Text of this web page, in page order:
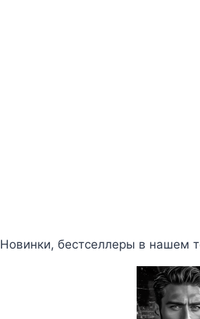
Новинки, бестселлеры в нашем